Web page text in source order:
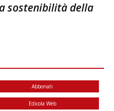
sostenibilità della
Abbonati
Edicola Web